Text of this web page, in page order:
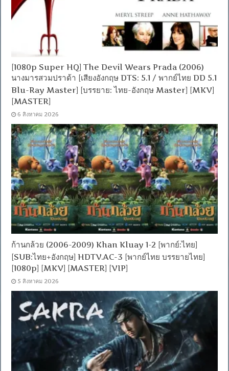
[1080p Super HQ] The Devil Wears Prada (2006)
นางมารสวมปราด้า [เสียงอังกฤษ DTS: 5.1 / พากย์ไทย DD 5.1
Blu-Ray Master] [บรรยาย: ไทย-อังกฤษ Master] [MKV]
[MASTER]
6 สิงหาคม 2026
ก้านกล้วย (2006-2009) Khan Kluay 1-2 [พากย์:ไทย]
[SUB:ไทย+อังกฤษ] HDTV.AC-3 [พากย์ไทย บรรยายไทย]
[1080p] [MKV] [MASTER] [VIP]
5 สิงหาคม 2026